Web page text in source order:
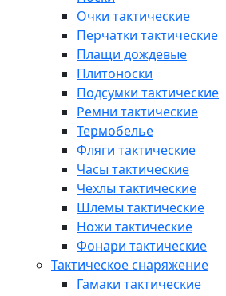
Очки тактические
Перчатки тактические
Плащи дождевые
Плитоноски
Подсумки тактические
Ремни тактические
Термобелье
Фляги тактические
Часы тактические
Чехлы тактические
Шлемы тактические
Ножи тактические
Фонари тактические
Тактическое снаряжение
Гамаки тактические